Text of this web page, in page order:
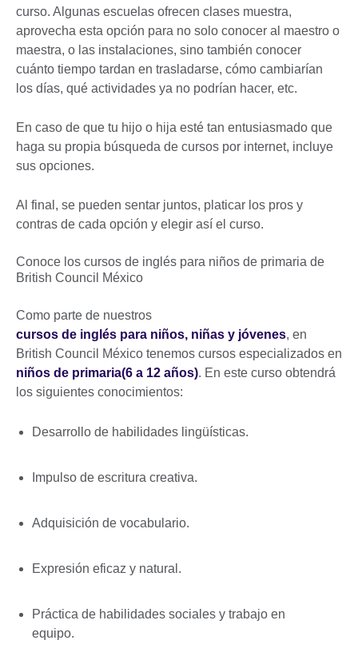
curso. Algunas escuelas ofrecen clases muestra,
aprovecha esta opción para no solo conocer al maestro o
maestra, o las instalaciones, sino también conocer
cuánto tiempo tardan en trasladarse, cómo cambiarían
los días, qué actividades ya no podrían hacer, etc.
En caso de que tu hijo o hija esté tan entusiasmado que
haga su propia búsqueda de cursos por internet, incluye
sus opciones.
Al final, se pueden sentar juntos, platicar los pros y
contras de cada opción y elegir así el curso.
Conoce los cursos de inglés para niños de primaria de
British Council México
Como parte de nuestros
cursos de inglés para niños, niñas y jóvenes, en
British Council México tenemos cursos especializados en
niños de primaria(6 a 12 años). En este curso obtendrá
los siguientes conocimientos:
Desarrollo de habilidades lingüísticas.
Impulso de escritura creativa.
Adquisición de vocabulario.
Expresión eficaz y natural.
Práctica de habilidades sociales y trabajo en
equipo.